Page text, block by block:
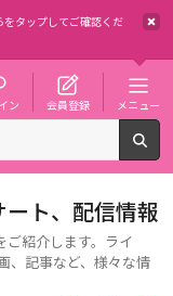
をタップしてご確認くだ
ン 会員登録 メニュー
ト、配信情報
紹介します。ライ
、記事など、様々な情